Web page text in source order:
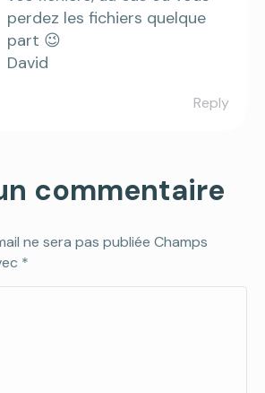
perdez les fichiers quelque
part 😉
David
Reply
commentaire
ne sera pas publiée Champs
*